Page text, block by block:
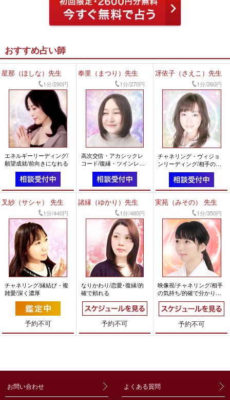
おすすめ占い師
星那（ほしな）先生
1分/290円
エネルギーリーディング/
願望成就/前向きになれる
奉里（まつり）先生
1分/270円
高次交信・アカシックレ
コード/復縁・ツインレイ/
的確で頼れる
冴依子（さえこ）先生
1分/260円
チャネリング・ヴィジョ
ンリーディング/相手の気
持ち・恋愛/前向きになれ
叉紗（サシャ） 先生
1分/440円
チャネリング/縁結び・複
雑愛/深く濃厚
予約不可
諸縁（ゆかり）先生
1分/480円
なりかわり/恋愛･復縁/的
確で頼れる
予約不可
実苑（みその） 先生
1分/350円
映像視/チャネリング/相手
の気持ち/的確で分かりや
すい
予約不可
お問い合わせ よくある質問